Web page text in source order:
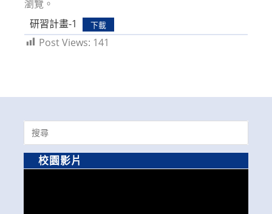
瀏覽。
研習計畫-1
下載
Post Views: 141
Search
for:
校園影片